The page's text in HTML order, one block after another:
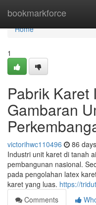
bookmarkforce
Home
Home
1
Pabrik Karet
Gambaran
victorihwc110496 86
Industri unit karet di tanah
pembangunan nasional.
pada pengolahan latex
karet yang luas. https://
Comments